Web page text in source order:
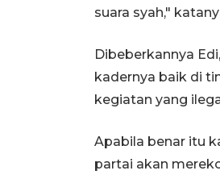
suara syah,"
Dibeberkannya
kadernya baik di
kegiatan yang
Apabila benar itu
partai akan